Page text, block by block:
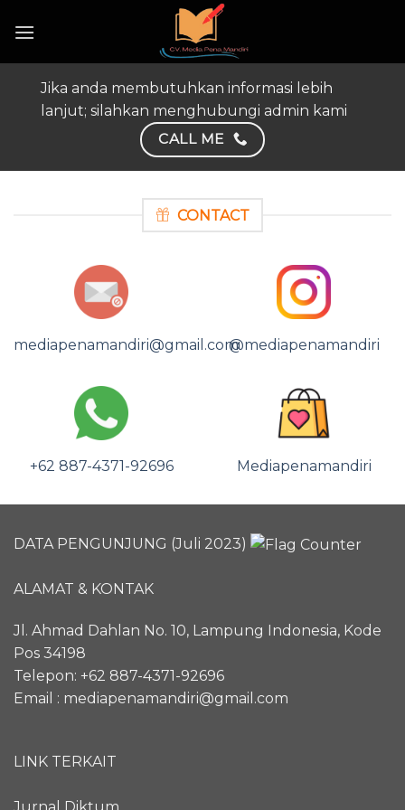
Jika anda membutuhkan informasi lebih
lanjut; silahkan menghubungi admin kami
CALL ME
CONTACT
mediapenamandiri@gmail.com@mediapenamandiri
+62 887-4371-92696 Mediapenamandiri
DATA PENGUNJUNG (Juli 2023)
ALAMAT & KONTAK
Jl. Ahmad Dahlan No. 10, Lampung Indonesia, Kode
Pos 34198
Telepon: +62 887-4371-92696
Email : mediapenamandiri@gmail.com
LINK TERKAIT
Jurnal Diktum